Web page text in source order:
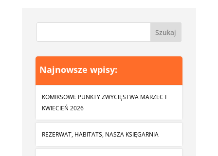
Najnowsze wpisy:
KOMIKSOWE PUNKTY ZWYCIĘSTWA MARZEC I
KWIECIEŃ 2026
REZERWAT, HABITATS, NASZA KSIĘGARNIA